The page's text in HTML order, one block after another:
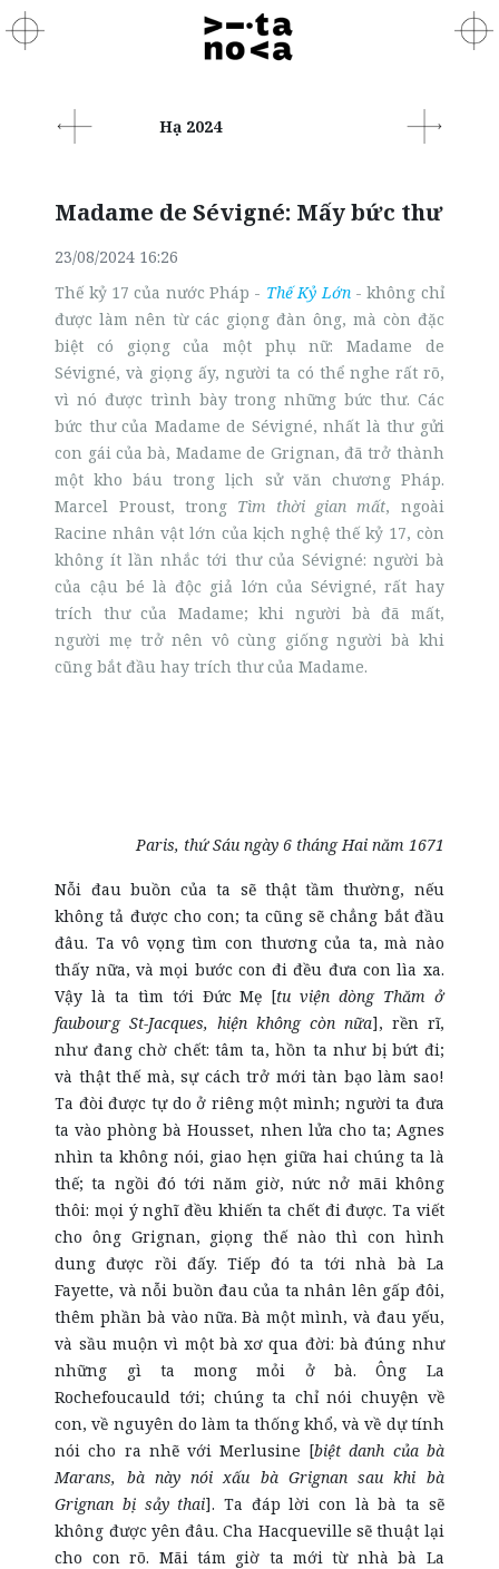
Hạ 2024
Madame de Sévigné: Mấy bức thư
23/08/2024 16:26
Thế kỷ 17 của nước Pháp - Thế Kỷ Lớn- không chỉ
được làm nên từ các giọng đàn ông, mà còn đặc
biệt có giọng của một phụ nữ: Madame de
Sévigné, và giọng ấy, người ta có thể nghe rất rõ,
vì nó được trình bày trong những bức thư. Các
bức thư của Madame de Sévigné, nhất là thư gửi
con gái của bà, Madame de Grignan, đã trở thành
một kho báu trong lịch sử văn chương Pháp.
Marcel Proust, trong Tìm thời gian mất, ngoài
Racine nhân vật lớn của kịch nghệ thế kỷ 17, còn
không ít lần nhắc tới thư của Sévigné: người bà
của cậu bé là độc giả lớn của Sévigné, rất hay
trích thư của Madame; khi người bà đã mất,
người mẹ trở nên vô cùng giống người bà khi
cũng bắt đầu hay trích thư của Madame.
Paris, thứ Sáu ngày 6 thángHai năm 1671
Nỗi đau buồn của ta sẽ thật tầm thường, nếu
không tả được cho con; ta cũng sẽ chẳng bắt đầu
đâu. Ta vô vọng tìm con thương của ta, mà nào
thấy nữa, và mọi bước con đi đều đưa con lìa xa.
Vậy là ta tìm tới Đức Mẹ [tu viện dòng Thăm ở
faubourg St-Jacques, hiện không còn nữa], rền rĩ,
như đang chờ chết: tâm ta, hồn ta như bị bứt đi;
và thật thế mà, sự cách trở mới tàn bạo làm sao!
Ta đòi được tự do ở riêng một mình; người ta đưa
ta vào phòng bà Housset, nhen lửa cho ta; Agnes
nhìn ta không nói, giao hẹn giữa hai chúng ta là
thế; ta ngồi đó tới năm giờ, nức nở mãi không
thôi: mọi ý nghĩ đều khiến ta chết đi được. Ta viết
cho ông Grignan, giọng thế nào thì con hình
dung được rồi đấy. Tiếp đó ta tới nhà bà La
Fayette, và nỗi buồn đau của ta nhân lên gấp đôi,
thêm phần bà vào nữa. Bà một mình, và đau yếu,
và sầu muộn vì một bà xơ qua đời: bà đúng như
những gì ta mong mỏi ở bà. Ông La
Rochefoucauld tới; chúng ta chỉ nói chuyện về
con, về nguyên do làm ta thống khổ, và về dự tính
nói cho ra nhẽ với Merlusine [biệt danh của bà
Marans, bà này nói xấu bà Grignan sau khi bà
Grignan bị sảy thai]. Ta đáp lời con là bà ta sẽ
không được yên đâu. Cha Hacqueville sẽ thuật lại
cho con rõ. Mãi tám giờ ta mới từ nhà bà La